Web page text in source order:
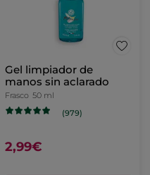
Gel limpiador de
manos sin aclarado
Frasco 50 ml
(979)
2,99€